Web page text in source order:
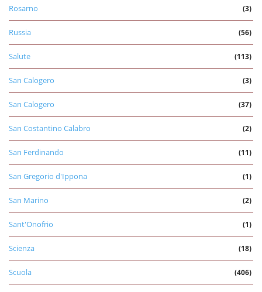
Rosarno (3)
Russia (56)
Salute (113)
San Calogero (3)
San Calogero (37)
San Costantino Calabro (2)
San Ferdinando (11)
San Gregorio d'Ippona (1)
San Marino (2)
Sant'Onofrio (1)
Scienza (18)
Scuola (406)